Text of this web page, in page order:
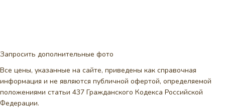
Запросить дополнительные фото
Все цены, указанные на сайте, приведены как справочная
информация и не являются публичной офертой, определяемой
положениями статьи 437 Гражданского Кодекса Российской
Федерации.